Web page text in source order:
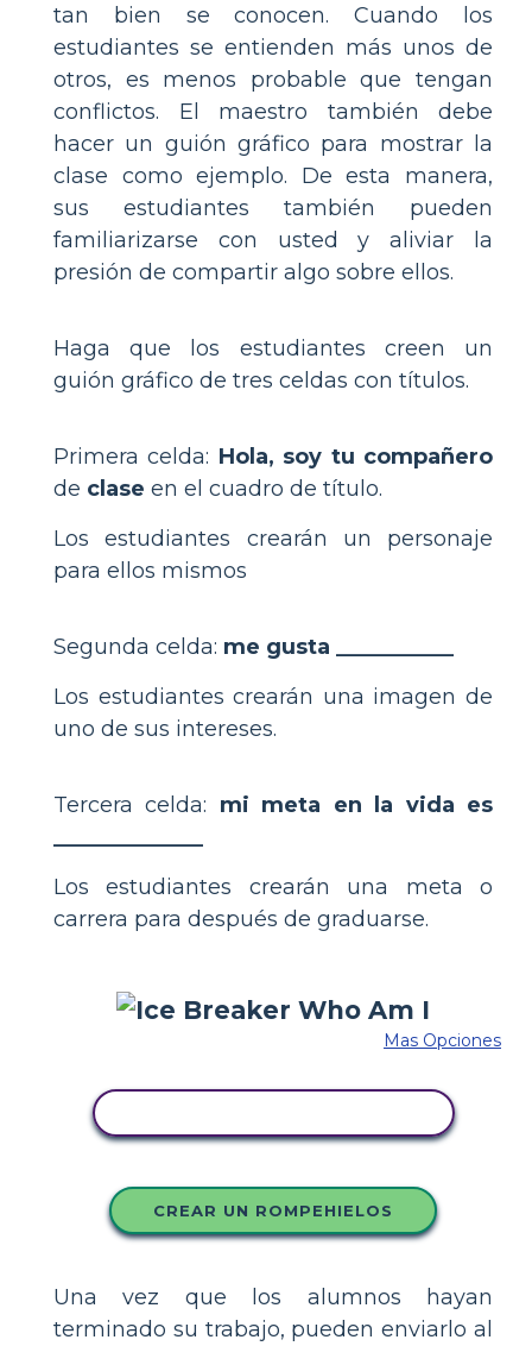
tan bien se conocen. Cuando los
estudiantes se entienden más unos de
otros, es menos probable que tengan
conflictos. El maestro también debe
hacer un guión gráfico para mostrar la
clase como ejemplo. De esta manera,
sus estudiantes también pueden
familiarizarse con usted y aliviar la
presión de compartir algo sobre ellos.
Haga que los estudiantes creen un
guión gráfico de tres celdas con títulos.
Primera celda: Hola, soy tu compañero
de clase en el cuadro de título.
Los estudiantes crearán un personaje
para ellos mismos
Segunda celda: me gusta ___________
Los estudiantes crearán una imagen de
uno de sus intereses.
Tercera celda: mi meta en la vida es
Los estudiantes crearán una meta o
carrera para después de graduarse.
Mas Opciones
CREAR UN ROMPEHIELOS
Una vez que los alumnos hayan
terminado su trabajo, pueden enviarlo al